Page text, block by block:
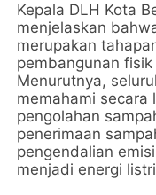
Kepala DLH Kota
menjelaskan
merupakan
pembangunan
Menurutnya,
memahami secara
pengolahan
penerimaan
pengendalian
menjadi energi